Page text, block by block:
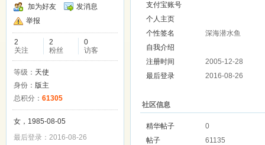
加为好友
发消息
举报
2
关注
2
粉丝
0
访客
等级： 天使
身份： 版主
总积分： 61305
女，1985-08-05
最后登录：2016-08-26
支付宝账号
个人主页
个性签名
深海潜水鱼
自我介绍
注册时间
2005-12-28
最后登录
2016-08-26
社区信息
精华帖子
0
帖子
61135